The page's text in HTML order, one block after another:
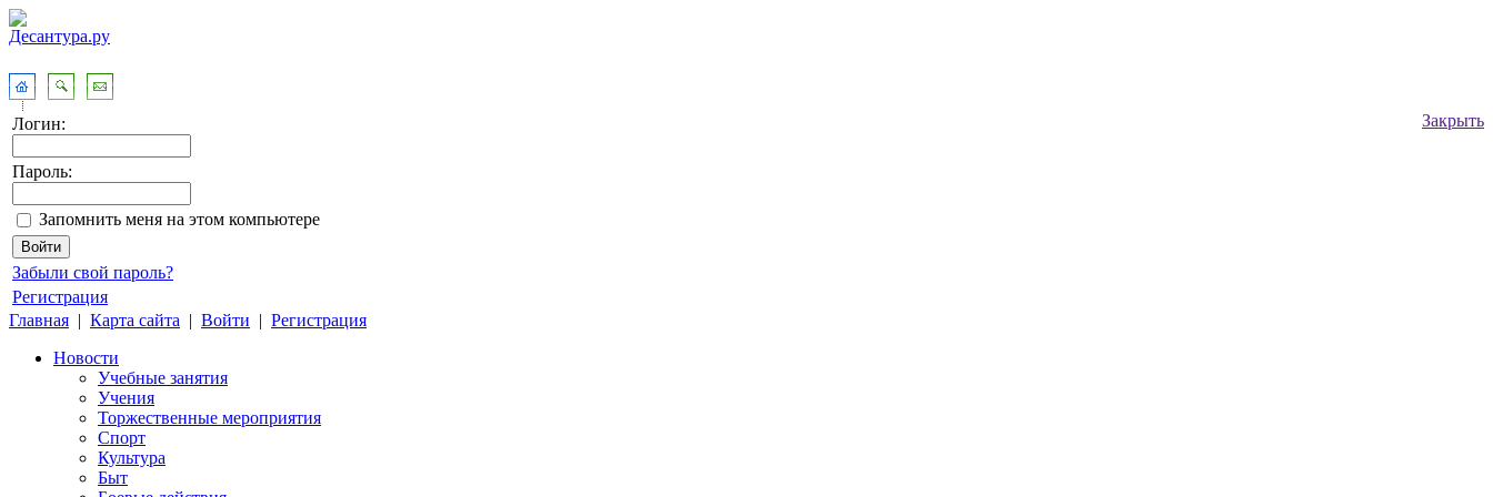
Закрыть
Логин:
Пароль:
Запомнить меня на этом компьютере
Забыли свой пароль?
Регистрация
Главная | Карта сайта | Войти | Регистрация
Новости
Учебные занятия
Учения
Торжественные мероприятия
Спорт
Культура
Быт